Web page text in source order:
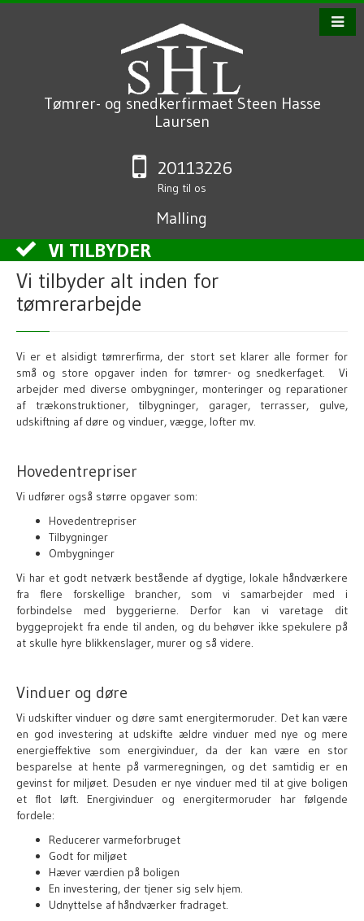
Tømrer- og snedkerfirmaet Steen Hasse
Laursen
20113226
Ring til os
Malling
VI TILBYDER
Vi tilbyder alt inden for
tømrerarbejde
Vi er et alsidigt tømrerfirma, der stort set klarer alle former for
små og store opgaver inden for tømrer- og snedkerfaget. Vi
arbejder med diverse ombygninger, monteringer og reparationer
af trækonstruktioner, tilbygninger, garager, terrasser, gulve,
udskiftning af døre og vinduer, vægge, lofter mv.
Hovedentrepriser
Vi udfører også større opgaver som:
Hovedentrepriser
Tilbygninger
Ombygninger
Vi har et godt netværk bestående af dygtige, lokale håndværkere
fra flere forskellige brancher, som vi samarbejder med i
forbindelse med byggerierne. Derfor kan vi varetage dit
byggeprojekt fra ende til anden, og du behøver ikke spekulere på
at skulle hyre blikkenslager, murer og så videre.
Vinduer og døre
Vi udskifter vinduer og døre samt energitermoruder. Det kan være
en god investering at udskifte ældre vinduer med nye og mere
energieffektive som energivinduer, da der kan være en stor
besparelse at hente på varmeregningen, og det samtidig er en
gevinst for miljøet. Desuden er nye vinduer med til at give boligen
et flot løft. Energivinduer og energitermoruder har følgende
fordele:
Reducerer varmeforbruget
Godt for miljøet
Hæver værdien på boligen
En investering, der tjener sig selv hjem.
Udnyttelse af håndværker fradraget.